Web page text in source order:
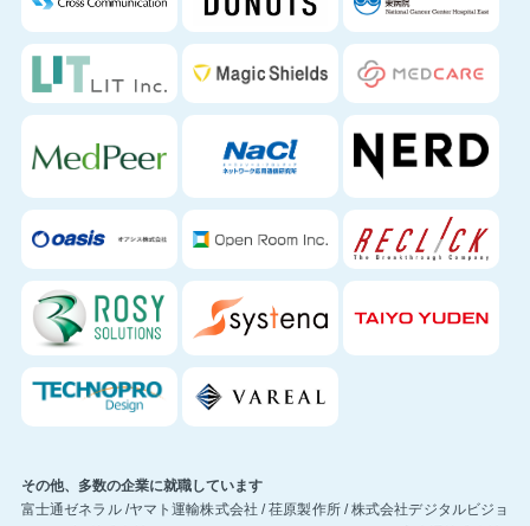
その他、多数の企業に就職しています
富士通ゼネラル /ヤマト運輸株式会社 / 荏原製作所 / 株式会社デジタルビジョ